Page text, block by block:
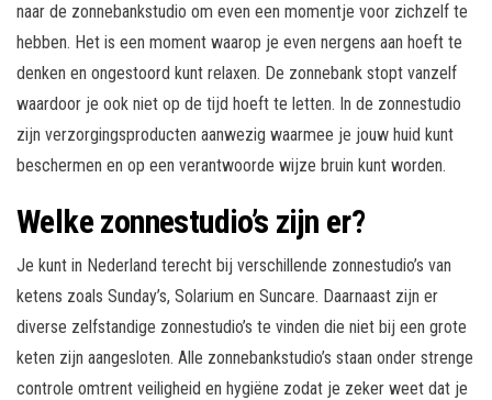
naar de zonnebankstudio om even een momentje voor zichzelf te
hebben. Het is een moment waarop je even nergens aan hoeft te
denken en ongestoord kunt relaxen. De zonnebank stopt vanzelf
waardoor je ook niet op de tijd hoeft te letten. In de zonnestudio
zijn verzorgingsproducten aanwezig waarmee je jouw huid kunt
beschermen en op een verantwoorde wijze bruin kunt worden.
Welke zonnestudio’s zijn er?
Je kunt in Nederland terecht bij verschillende zonnestudio’s van
ketens zoals Sunday’s, Solarium en Suncare. Daarnaast zijn er
diverse zelfstandige zonnestudio’s te vinden die niet bij een grote
keten zijn aangesloten. Alle zonnebankstudio’s staan onder strenge
controle omtrent veiligheid en hygiëne zodat je zeker weet dat je